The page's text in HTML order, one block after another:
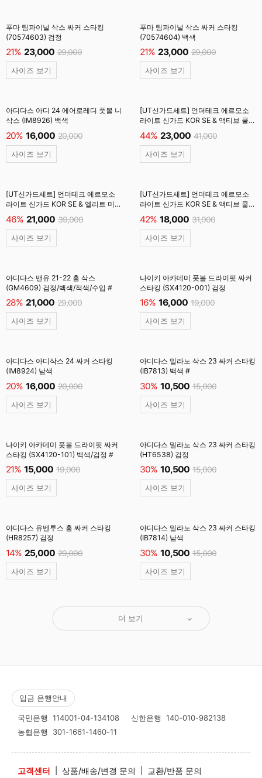
푸마 팀파이널 삭스 싸커 스타킹
(70574603) 검정
21% 23,000 29,000
사이즈 보기
푸마 팀파이널 삭스 싸커 스타킹
(70574604) 백색
21% 23,000 29,000
사이즈 보기
아디다스 아디 24 에어로레디 풋볼 니
삭스 (IM8926) 백색
20% 16,000 20,000
사이즈 보기
[UT신가드세트] 언더테크 에르모소
라이트 신가드 KOR SE & 액티브 쿨
논슬립 스타킹 백색
(UTF001K_UTG603) #
44% 23,000 41,000
사이즈 보기
[UT신가드세트] 언더테크 에르모소
라이트 신가드 KOR SE & 엘리트 미드
삭스 스타킹 백색
(UTF001K_UTE603) #
46% 21,000 39,000
사이즈 보기
[UT신가드세트] 언더테크 에르모소
라이트 신가드 KOR SE & 액티브 쿨
사커 스타킹 백색
(UTF001K_UT603) #
42% 18,000 31,000
사이즈 보기
아디다스 맨유 21-22 홈 삭스
(GM4609) 검정/백색/적색/수입 #
28% 21,000 29,000
사이즈 보기
나이키 아카데미 풋볼 드라이핏 싸커
스타킹 (SX4120-001) 검정
16% 16,000 19,000
사이즈 보기
아디다스 아디삭스 24 싸커 스타킹
(IM8924) 남색
20% 16,000 20,000
사이즈 보기
아디다스 밀라노 삭스 23 싸커 스타킹
(IB7813) 백색 #
30% 10,500 15,000
사이즈 보기
나이키 아카데미 풋볼 드라이핏 싸커
스타킹 (SX4120-101) 백색/검정 #
21% 15,000 19,000
사이즈 보기
아디다스 밀라노 삭스 23 싸커 스타킹
(HT6538) 검정
30% 10,500 15,000
사이즈 보기
아디다스 유벤투스 홈 싸커 스타킹
(HR8257) 검정
14% 25,000 29,000
사이즈 보기
아디다스 밀라노 삭스 23 싸커 스타킹
(IB7814) 남색
30% 10,500 15,000
사이즈 보기
더 보기
입금 은행안내
국민은행 114001-04-134108 신한은행 140-010-982138
농협은행 301-1661-1460-11
고객센터 상품/배송/변경 문의 교환/반품 문의